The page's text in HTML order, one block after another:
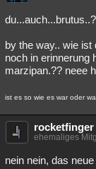
by the way.. wie
noch in erinnerung
marzipan.?? neee
ist es so wie es war oder
rocketfinger
ehemaliges
nein nein, das